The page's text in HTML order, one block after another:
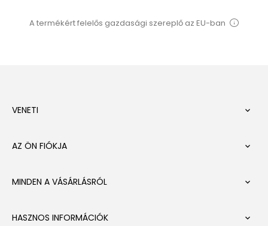
A termékért felelős gazdasági szereplő az EU-ban
VENETI 
AZ ÖN FIÓKJA 
MINDEN A VÁSÁRLÁSRÓL 
HASZNOS INFORMÁCIÓK 